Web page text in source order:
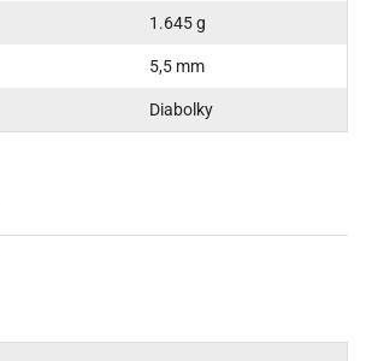
1.645 g
5,5 mm
Diabolky